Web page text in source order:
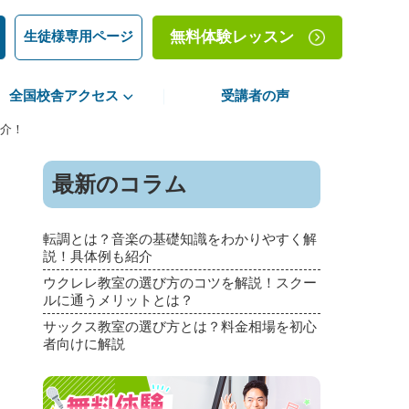
生徒様専用ページ 無料体験レッスン
全国校舎アクセス 受講者の声
！
最新のコラム
転調とは？音楽の基礎知識をわかりやすく解
説！具体例も紹介
ウクレレ教室の選び方のコツを解説！スクー
ルに通うメリットとは？
サックス教室の選び方とは？料金相場を初心
者向けに解説